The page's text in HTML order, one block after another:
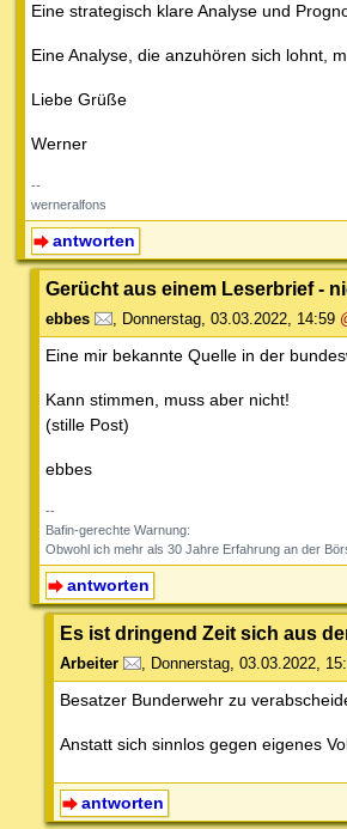
Eine strategisch klare Analyse und
Eine Analyse, die anzuhören sich lohnt,
Liebe Grüße
Werner
--
werneralfons
antworten
Gerücht aus einem Leserbrief -
ebbes , Donnerstag, 03.03.2022, 14:59
Eine mir bekannte Quelle in der
Kann stimmen, muss aber nicht!
(stille Post)
ebbes
--
Bafin-gerechte Warnung:
Obwohl ich mehr als 30 Jahre Erfahrung an der
antworten
Es ist dringend Zeit sich aus
Arbeiter , Donnerstag, 03.03.2022,
Besatzer Bunderwehr zu
Anstatt sich sinnlos gegen eigenes
antworten